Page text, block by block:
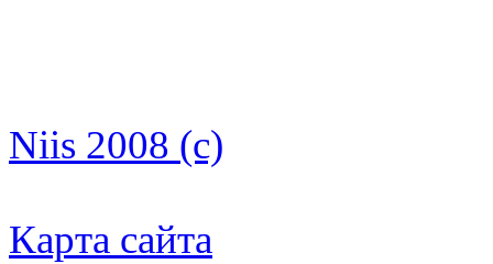
Niis 2008 (c)
Карта сайта